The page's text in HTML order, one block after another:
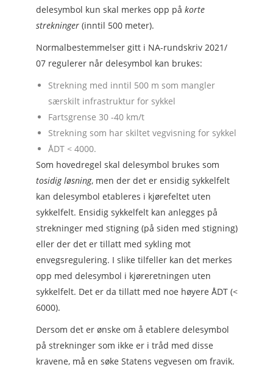
delesymbol kun skal merkes opp på korte
strekninger (inntil 500 meter).
Normalbestemmelser gitt i NA-rundskriv 2021/
07 regulerer når delesymbol kan brukes:
Strekning med inntil 500 m som mangler
særskilt infrastruktur for sykkel
Fartsgrense 30 -40 km/t
Strekning som har skiltet vegvisning for sykkel
ÅDT < 4000.
Som hovedregel skal delesymbol brukes som
tosidig løsning, men der det er ensidig sykkelfelt
kan delesymbol etableres i kjørefeltet uten
sykkelfelt. Ensidig sykkelfelt kan anlegges på
strekninger med stigning (på siden med stigning)
eller der det er tillatt med sykling mot
envegsregulering. I slike tilfeller kan det merkes
opp med delesymbol i kjøreretningen uten
sykkelfelt. Det er da tillatt med noe høyere ÅDT (<
6000).
Dersom det er ønske om å etablere delesymbol
på strekninger som ikke er i tråd med disse
kravene, må en søke Statens vegvesen om fravik.